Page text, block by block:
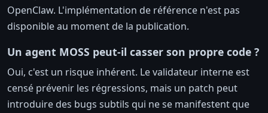
OpenClaw. L'implémentation de référence n'est pas
disponible au moment de la publication.
Un agent MOSS peut-il casser son propre code ?
Oui, c'est un risque inhérent. Le validateur interne est
censé prévenir les régressions, mais un patch peut
introduire des bugs subtils qui ne se manifestent que